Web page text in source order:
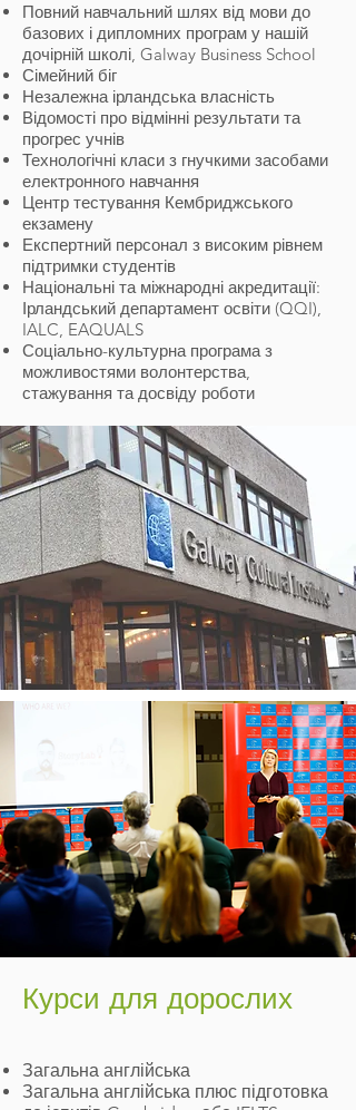
Повний навчальний шлях від мови до
базових і дипломних програм у нашій
дочірній школі, Galway Business School
Сімейний біг
Незалежна ірландська власність
Відомості про відмінні результати та
прогрес учнів
Технологічні класи з гнучкими засобами
електронного навчання
Центр тестування Кембриджського
екзамену
Експертний персонал з високим рівнем
підтримки студентів
Національні та міжнародні акредитації:
Ірландський департамент освіти (QQI),
IALC, EAQUALS
Соціально-культурна програма з
можливостями волонтерства,
стажування та досвіду роботи
Курси для дорослих​
Загальна англійська
Загальна англійська плюс підготовка